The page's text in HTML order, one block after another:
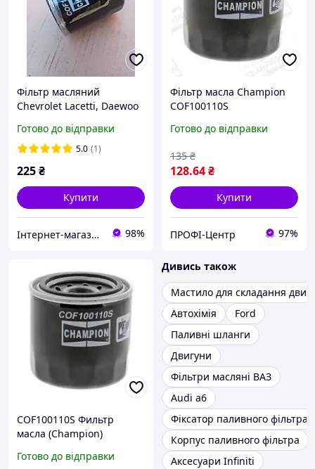
Фільтр масляний
Chevrolet Lacetti, Daewoo
Nubira,Nexia, Aveo, Opel
Astra, Combo,Vectra, Zafira
Готово до відправки
5.0 (1)
225₴
Купити
Інтернет-магазин автозапчастин 98%
Фільтр масла Champion
COF100110S
Готово до відправки
128.64₴
135 ₴
Купити
ПРОФІ-Центр 97%
COF100110S Фильтр
масла (Champion)
Готово до відправки
Дивись також
Мастило для складання
Автохімія
Ford
Паливні шланги
Двигуни
Фільтри масляні ВАЗ
Audi a6
Фіксатор паливного фільтра
Корпус паливного фільтра
Аксесуари Infiniti